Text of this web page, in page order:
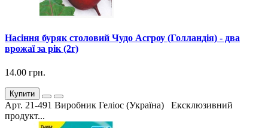
Насіння буряк столовий Чудо Асгроу (Голландія) - два
врожаї за рік (2г)
14.00 грн.
Купити
Арт. 21-491 Виробник Геліос (Україна) Ексклюзивний
продукт...